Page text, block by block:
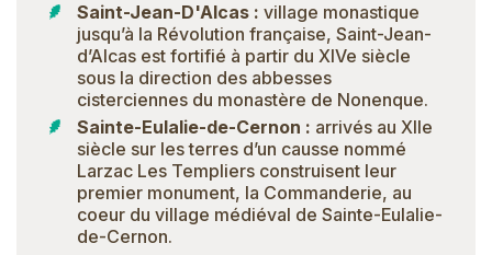
Saint-Jean-D'Alcas : village monastique
jusqu’à la Révolution française, Saint-Jean-
d’Alcas est fortifié à partir du XIVe siècle
sous la direction des abbesses
cisterciennes du monastère de Nonenque.
Sainte-Eulalie-de-Cernon : arrivés au XIIe
siècle sur les terres d’un causse nommé
Larzac Les Templiers construisent leur
premier monument, la Commanderie, au
coeur du village médiéval de Sainte-Eulalie-
de-Cernon.